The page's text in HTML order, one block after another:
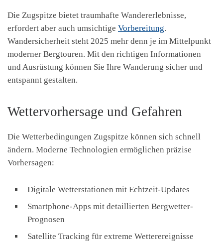
Die Zugspitze bietet traumhafte Wandererlebnisse,
erfordert aber auch umsichtige Vorbereitung.
Wandersicherheit steht 2025 mehr denn je im Mittelpunkt
moderner Bergtouren. Mit den richtigen Informationen
und Ausrüstung können Sie Ihre Wanderung sicher und
entspannt gestalten.
Wettervorhersage und Gefahren
Die Wetterbedingungen Zugspitze können sich schnell
ändern. Moderne Technologien ermöglichen präzise
Vorhersagen:
Digitale Wetterstationen mit Echtzeit-Updates
Smartphone-Apps mit detaillierten Bergwetter-
Prognosen
Satellite Tracking für extreme Wetterereignisse